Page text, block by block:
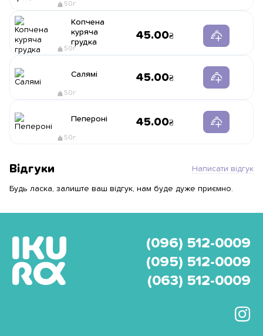
50г
Копчена
куряча
грудка
50г
45.00
Салямі
50г
45.00
Пепероні
50г
45.00
Відгуки Написати відгук
Будь ласка, залиште ваш відгук, нам буде дуже приємно.
(096) 512-0009
(095) 512-0009
(063) 512-0009